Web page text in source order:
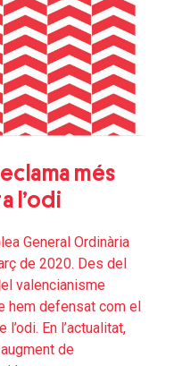
més
l’odi
General Ordinària
de 2020. Des del
valencianisme
hem defensat com el
En l’actualitat,
de